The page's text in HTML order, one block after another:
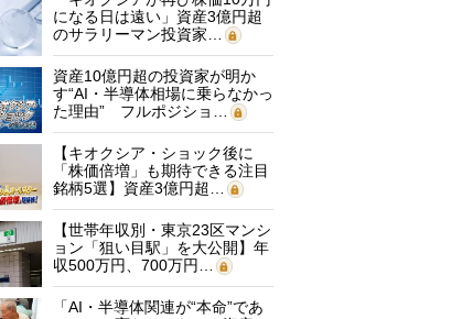
になる日は遠い」資産3億円超
のサラリーマン投資家…
資産10億円超の投資家が明か
す“AI・半導体相場に乗らなかっ
た理由” フルポジショ…
【キオクシア・ショック後に
「株価倍増」も期待できる注目
銘柄5選】資産3億円超…
【世帯年収別・東京23区マンシ
ョン「狙い目駅」を大公開】年
収500万円、700万円…
「AI・半導体関連が“本命”であ